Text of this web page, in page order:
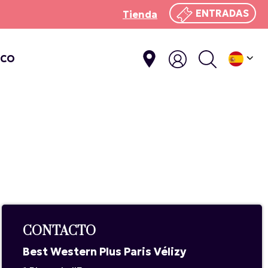
Tienda ENTRADAS
CONTACTO
Best Western Plus Paris Vélizy